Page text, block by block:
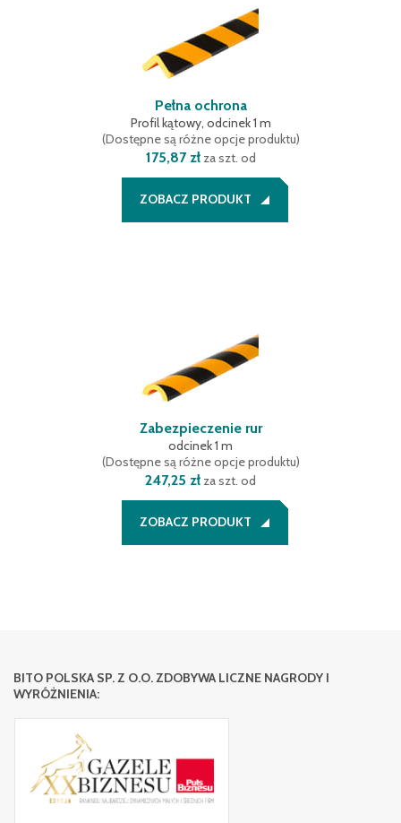
Pełna ochrona
Profil kątowy, odcinek 1 m
(Dostępne są różne opcje produktu)
175,87 złza szt. od
ZOBACZ PRODUKT
Zabezpieczenie rur
odcinek 1 m
(Dostępne są różne opcje produktu)
247,25 zł za szt. od
ZOBACZ PRODUKT
BITO POLSKA SP. Z O.O. ZDOBYWA LICZNE NAGRODY I
WYRÓŻNIENIA: